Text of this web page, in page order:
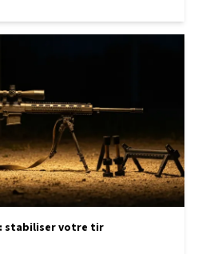
stabiliser votre tir